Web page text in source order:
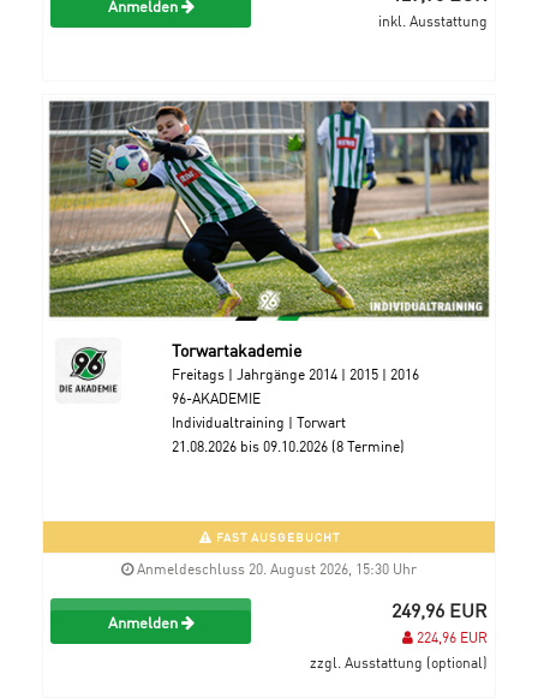
Anmelden
inkl. Ausstattung
Torwartakademie
Freitags | Jahrgänge 2014 | 2015 | 2016
96-AKADEMIE
Individualtraining | Torwart
21.08.2026 bis 09.10.2026 (8 Termine)
FAST AUSGEBUCHT
Anmeldeschluss 20. August 2026, 15:30 Uhr
Anmelden 249,96 EUR
224,96 EUR
zzgl. Ausstattung (optional)